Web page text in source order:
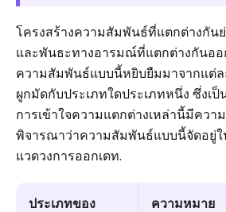
โครงสร้างความสัมพันธ์ที่แตกต่างกัน
และพันธะทางอารมณ์ที่แตกต่างกันออ
ความสัมพันธ์แบบนี้หยิบยืมมาจากแต่ล
ผูกมัดกับประเภทใดประเภทหนึ่ง ซึ่งเ
การเข้าใจความแตกต่างเหล่านี้มีคว
พิจารณาว่าความสัมพันธ์แบบนี้จัดอยู่
แวดวงการออกเดท.
ประเภทของ
ความหมาย